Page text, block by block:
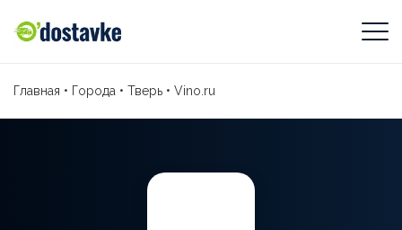
Главная • Города • Тверь • Vino.ru